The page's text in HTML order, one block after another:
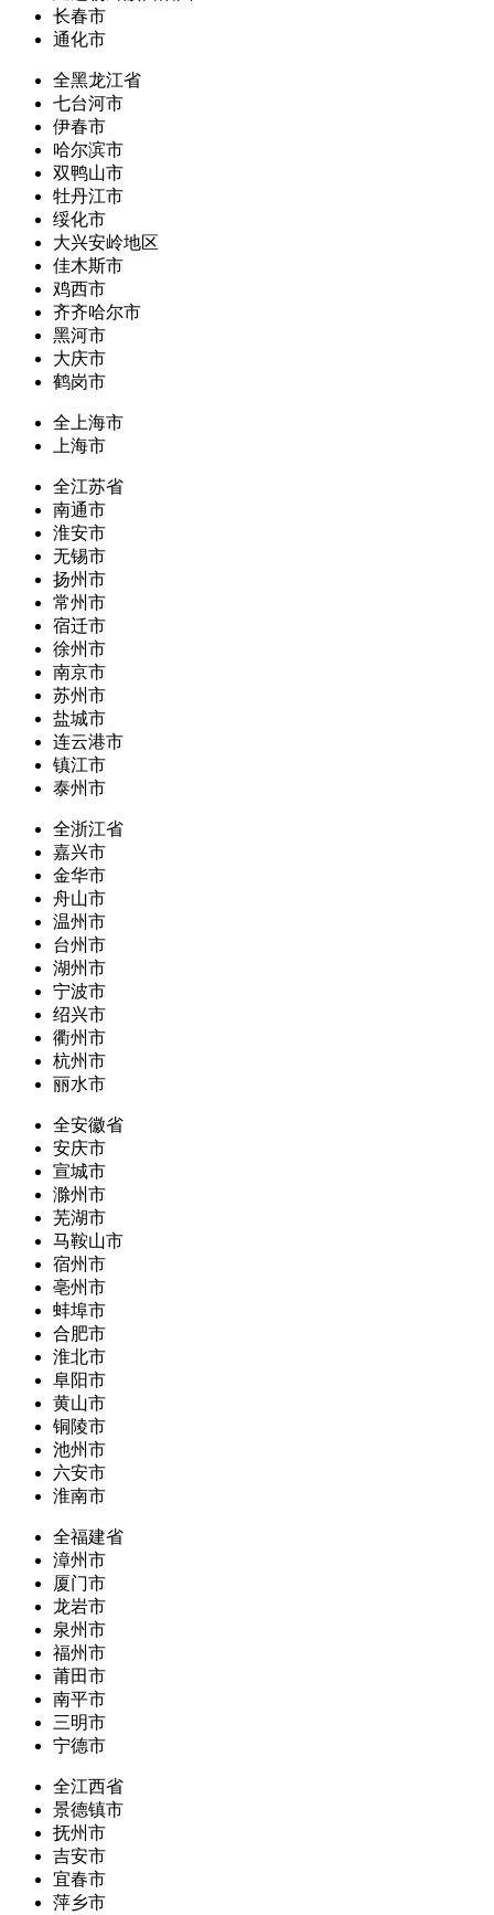
长春市
通化市
全黑龙江省
七台河市
伊春市
哈尔滨市
双鸭山市
牡丹江市
绥化市
大兴安岭地区
佳木斯市
鸡西市
齐齐哈尔市
黑河市
大庆市
鹤岗市
全上海市
上海市
全江苏省
南通市
淮安市
无锡市
扬州市
常州市
宿迁市
徐州市
南京市
苏州市
盐城市
连云港市
镇江市
泰州市
全浙江省
嘉兴市
金华市
舟山市
温州市
台州市
湖州市
宁波市
绍兴市
衢州市
杭州市
丽水市
全安徽省
安庆市
宣城市
滁州市
芜湖市
马鞍山市
宿州市
亳州市
蚌埠市
合肥市
淮北市
阜阳市
黄山市
铜陵市
池州市
六安市
淮南市
全福建省
漳州市
厦门市
龙岩市
泉州市
福州市
莆田市
南平市
三明市
宁德市
全江西省
景德镇市
抚州市
吉安市
宜春市
萍乡市